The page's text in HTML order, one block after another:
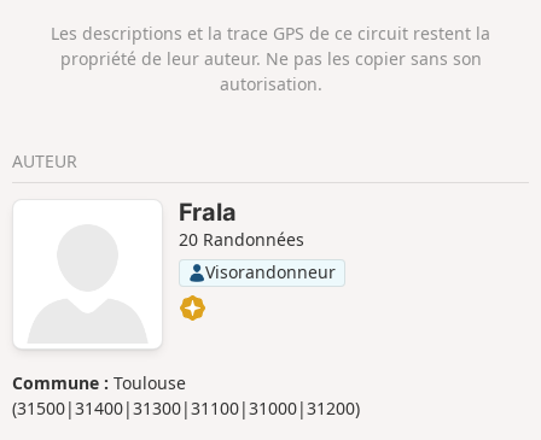
Les descriptions et la trace GPS de ce circuit restent la
propriété de leur auteur. Ne pas les copier sans son
autorisation.
AUTEUR
Frala
20 Randonnées
Visorandonneur
Commune : Toulouse
(31500|31400|31300|31100|31000|31200)